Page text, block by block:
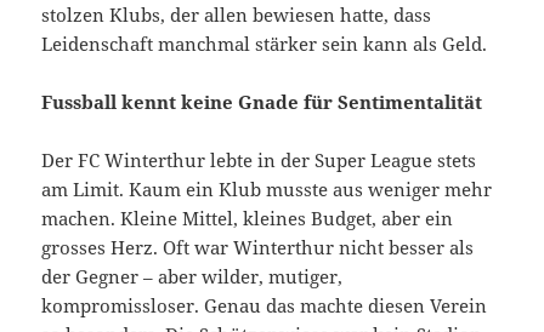
stolzen Klubs, der allen bewiesen hatte, dass
Leidenschaft manchmal stärker sein kann als Geld.
Fussball kennt keine Gnade für Sentimentalität
Der FC Winterthur lebte in der Super League stets
am Limit. Kaum ein Klub musste aus weniger mehr
machen. Kleine Mittel, kleines Budget, aber ein
grosses Herz. Oft war Winterthur nicht besser als
der Gegner – aber wilder, mutiger,
kompromissloser. Genau das machte diesen Verein